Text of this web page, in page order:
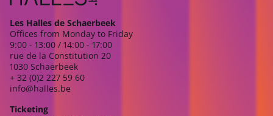
Les Halles de Schaerbeek
Offices from Monday to Friday
9:00 - 13:00 / 14:00 - 17:00
rue de la Constitution 20
1030 Schaerbeek
+ 32 (0)2 227 59 60
info@halles.be
Ticketing